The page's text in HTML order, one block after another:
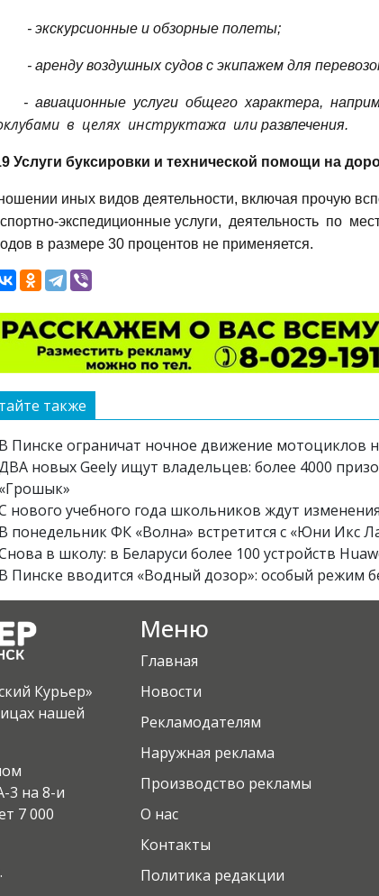
- экскурсионные и обзорные полеты;
- аренду воздушных судов с экипажем для
- авиационные услуги общего характера,
в целях инструктажа или развлечения.
Услуги буксировки и технической помощи на
иных видов деятельности, включая прочую
экспедиционные услуги, деятельность по
в размере 30 процентов не применяется.
также
В Пинске ограничат ночное движение мотоциклов
новых Geely ищут владельцев: более 4000
«Грошык»
нового учебного года школьников ждут
В понедельник ФК «Волна» встретится с «Юни Икс
в школу: в Беларуси более 100 устройств
В Пинске вводится «Водный дозор»: особый режим
Курьер»
нашей
3 на 8-и
7 000
Меню
Главная
Новости
Рекламодателям
Наружная реклама
Производство рекламы
О нас
Контакты
Политика редакции